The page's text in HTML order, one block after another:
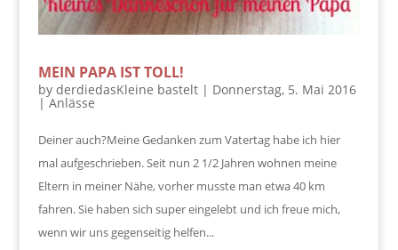
MEIN PAPA IST TOLL!
by derdiedasKleine bastelt| Donnerstag, 5. Mai 2016
|Anlässe
Deiner auch?Meine Gedanken zum Vatertag habe ich hier
mal aufgeschrieben. Seit nun 2 1/2 Jahren wohnen meine
Eltern in meiner Nähe, vorher musste man etwa 40 km
fahren. Sie haben sich super eingelebt und ich freue mich,
wenn wir uns gegenseitig helfen...